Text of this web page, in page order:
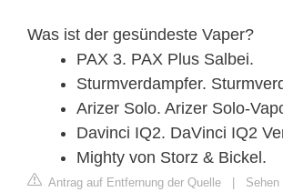
Was ist der gesündeste Vaper?
PAX 3. PAX Plus Salbei.
Sturmverdampfer.
Arizer Solo. Arizer Solo-
Davinci IQ2. DaVinci IQ2
Mighty von Storz & Bickel.
Antrag auf Entfernung der Quelle |